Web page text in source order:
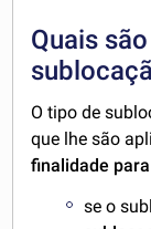
Quais
O tipo de
que lhe são
finalidade
se o